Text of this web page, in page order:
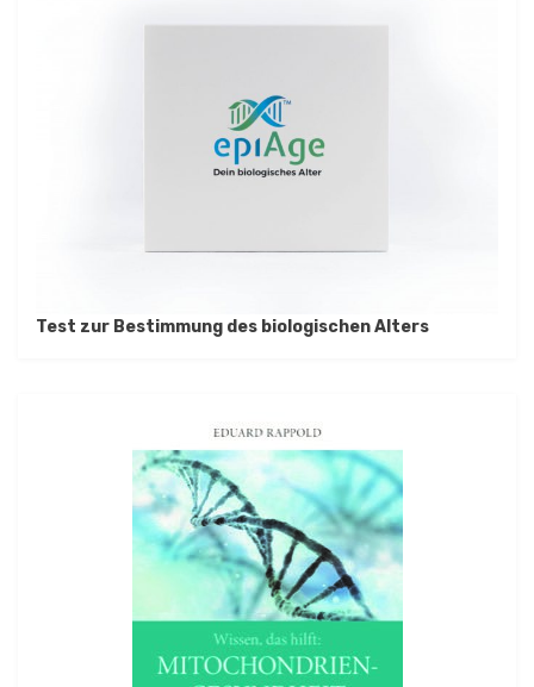
Test zur Bestimmung des biologischen Alters